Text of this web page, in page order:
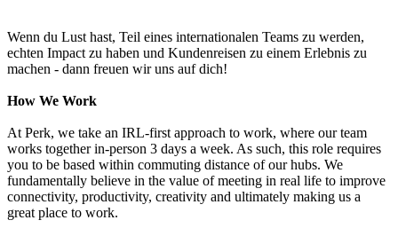
Wenn du Lust hast, Teil eines internationalen Teams zu werden,
echten Impact zu haben und Kundenreisen zu einem Erlebnis zu
machen - dann freuen wir uns auf dich!
How We Work
At Perk, we take an IRL-first approach to work, where our team
works together in-person 3 days a week. As such, this role requires
you to be based within commuting distance of our hubs. We
fundamentally believe in the value of meeting in real life to improve
connectivity, productivity, creativity and ultimately making us a
great place to work.